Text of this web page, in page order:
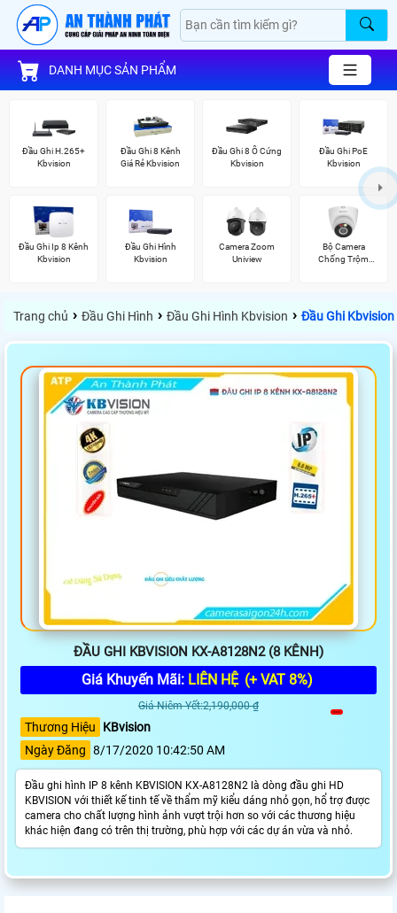
DANH MỤC SẢN PHẨM
Đầu Ghi H.265+
Kbvision
Đầu Ghi 8 Kênh
Giá Rẻ Kbvision
Đầu Ghi 8 Ổ Cứng
Kbvision
Đầu Ghi PoE
Kbvision
Đầu Ghi Ip 8 Kênh
Kbvision
Đầu Ghi Hình
Kbvision
Camera Zoom
Uniview
Bộ Camera
Chống Trộm
Trang chủ › Đầu Ghi Hình › Đầu Ghi Hình Kbvision › Đầu Ghi
ĐẦU GHI KBVISION KX-A8128N2 (8 KÊNH)
Giá Khuyến Mãi: LIÊN HỆ (+ VAT 8%)
Giá Niêm Yết:2,190,000 ₫
Thương Hiệu
KBvision
Ngày Đăng 8/17/2020 10:42:50 AM
Đầu ghi hình IP 8 kênh KBVISION KX-A8128N2 là dòng đầu ghi HD
KBVISION với thiết kế tinh tế về thẩm mỹ kiểu dáng nhỏ gọn, hổ trợ được
camera cho chất lượng hình ảnh vượt trội hơn so với các thương hiệu
khác hiện đang có trên thị trường, phù hợp với các dự án vừa và nhỏ.